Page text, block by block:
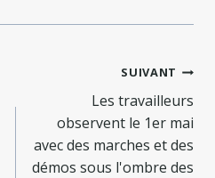
SUIVANT
Les travailleurs
observent le 1er mai
avec des marches et des
démos sous l'ombre des